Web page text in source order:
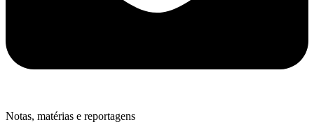
Notas, matérias e reportagens